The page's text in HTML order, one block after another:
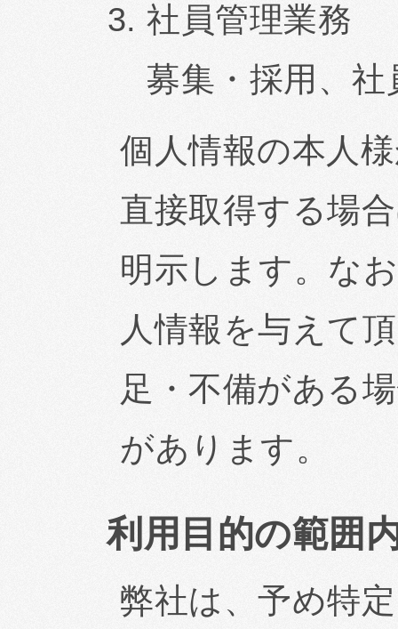
社員管理業務
募集・採用、社
個人情報の本人
直接取得する場
明示します。な
人情報を与えて
足・不備がある
があります。
利用目的の範囲
弊社は、予め特